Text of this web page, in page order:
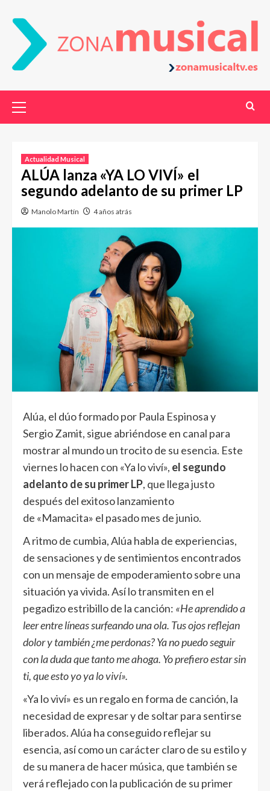
Actualidad Musical
ALÚA lanza «YA LO VIVÍ» el
segundo adelanto de su primer LP
Manolo Martín 4 años atrás
Alúa, el dúo formado por Paula Espinosa y
Sergio Zamit, sigue abriéndose en canal para
mostrar al mundo un trocito de su esencia. Este
viernes lo hacen con «Ya lo viví», el segundo
adelanto de su primer LP, que llega justo
después del exitoso lanzamiento
de «Mamacita» el pasado mes de junio.
A ritmo de cumbia, Alúa habla de experiencias,
de sensaciones y de sentimientos encontrados
con un mensaje de empoderamiento sobre una
situación ya vivida. Así lo transmiten en el
pegadizo estribillo de la canción: «He aprendido a
leer entre líneas surfeando una ola. Tus ojos reflejan
dolor y también ¿me perdonas? Ya no puedo seguir
con la duda que tanto me ahoga. Yo prefiero estar sin
ti, que esto yo ya lo viví».
«Ya lo viví» es un regalo en forma de canción, la
necesidad de expresar y de soltar para sentirse
liberados. Alúa ha conseguido reflejar su
esencia, así como un carácter claro de su estilo y
de su manera de hacer música, que también se
verá reflejado con la publicación de su primer